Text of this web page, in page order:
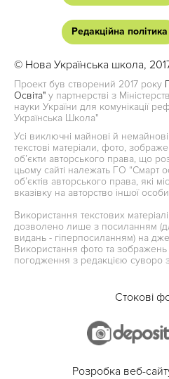
Редакційна політика
© Нова Українська школа,
Проект був створений 2017 року
Освіта" у партнерстві з
науки України для комунікації
Українська Школа"
Усі виключні майнові й
текстові матеріали, фото,
об’єкти авторського права, що
цьому сайті належать ГО “Смарт
об’єктів авторського права, які
вказівку на авторство іншої
Використання текстових
дозволено лише з посиланням
видань - гіперпосиланням) на
Використання фото та
погодження з редакцією суворо
Стокові
Розробка веб-